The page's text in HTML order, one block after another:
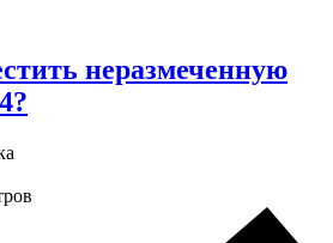
неразмеченную